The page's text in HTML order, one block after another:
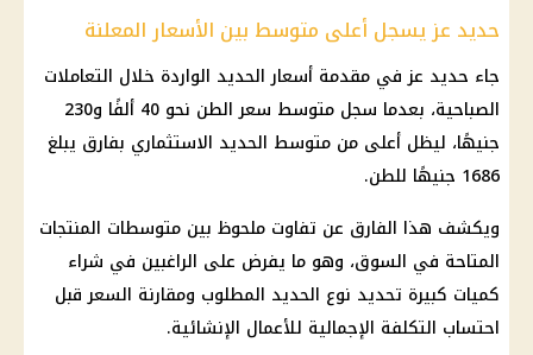
حديد عز يسجل أعلى متوسط بين الأسعار المعلنة
جاء حديد عز في مقدمة أسعار الحديد الواردة خلال التعاملات
الصباحية، بعدما سجل متوسط سعر الطن نحو 40 ألفًا و230
جنيهًا، ليظل أعلى من متوسط الحديد الاستثماري بفارق يبلغ
1686 جنيهًا للطن.
ويكشف هذا الفارق عن تفاوت ملحوظ بين متوسطات المنتجات
المتاحة في السوق، وهو ما يفرض على الراغبين في شراء
كميات كبيرة تحديد نوع الحديد المطلوب ومقارنة السعر قبل
احتساب التكلفة الإجمالية للأعمال الإنشائية.